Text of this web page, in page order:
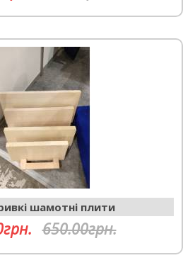
шамотні плити
650.00грн.